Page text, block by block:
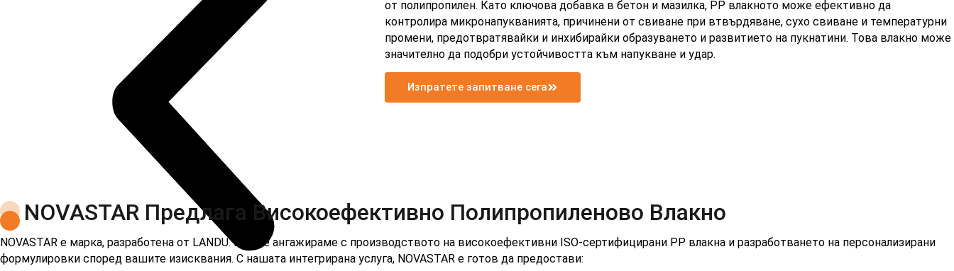
от полипропилен. Като ключова добавка в бетон и мазилка, PP влакното може ефективно да
контролира микронапукванията, причинени от свиване при втвърдяване, сухо свиване и температурни
промени, предотвратявайки и инхибирайки образуването и развитието на пукнатини. Това влакно може
значително да подобри устойчивостта към напукване и удар.
Изпратете запитване сега
NOVASTAR Предлага Високоефективно Полипропиленово Влакно
NOVASTAR е марка, разработена от LANDU. Ние се ангажираме с производството на високоефективни ISO-сертифицирани PP влакна и разработването на персонализирани
формулировки според вашите изисквания. С нашата интегрирана услуга, NOVASTAR е готов да предостави: